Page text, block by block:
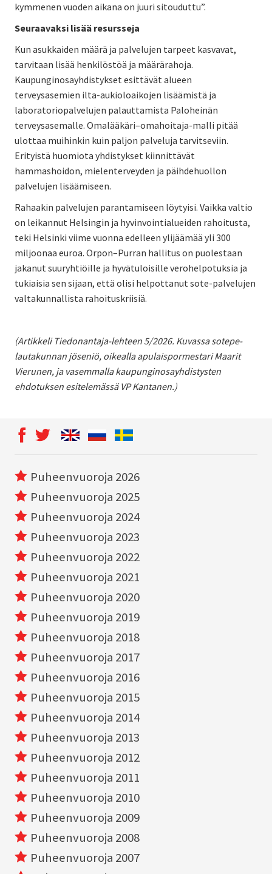
kymmenen vuoden aikana on juuri sitouduttu”.
Seuraavaksi lisää resursseja
Kun asukkaiden määrä ja palvelujen tarpeet kasvavat,
tarvitaan lisää henkilöstöä ja määrärahoja.
Kaupunginosayhdistykset esittävät alueen
terveysasemien ilta-aukioloaikojen lisäämistä ja
laboratoriopalvelujen palauttamista Paloheinän
terveysasemalle. Omalääkäri–omahoitaja-malli pitää
ulottaa muihinkin kuin paljon palveluja tarvitseviin.
Erityistä huomiota yhdistykset kiinnittävät
hammashoidon, mielenterveyden ja päihdehuollon
palvelujen lisäämiseen.
Rahaakin palvelujen parantamiseen löytyisi. Vaikka valtio
on leikannut Helsingin ja hyvinvointialueiden rahoitusta,
teki Helsinki viime vuonna edelleen ylijäämää yli 300
miljoonaa euroa. Orpon–Purran hallitus on puolestaan
jakanut suuryhtiöille ja hyvätuloisille verohelpotuksia ja
tukiaisia sen sijaan, että olisi helpottanut sote-palvelujen
valtakunnallista rahoituskriisiä.
(Artikkeli Tiedonantaja-lehteen 5/2026. Kuvassa sotepe-
lautakunnan jöseniö, oikealla apulaispormestari Maarit
Vierunen, ja vasemmalla kaupunginosayhdistysten
ehdotuksen esitelemässä VP Kantanen.)
Puheenvuoroja 2026
Puheenvuoroja 2025
Puheenvuoroja 2024
Puheenvuoroja 2023
Puheenvuoroja 2022
Puheenvuoroja 2021
Puheenvuoroja 2020
Puheenvuoroja 2019
Puheenvuoroja 2018
Puheenvuoroja 2017
Puheenvuoroja 2016
Puheenvuoroja 2015
Puheenvuoroja 2014
Puheenvuoroja 2013
Puheenvuoroja 2012
Puheenvuoroja 2011
Puheenvuoroja 2010
Puheenvuoroja 2009
Puheenvuoroja 2008
Puheenvuoroja 2007